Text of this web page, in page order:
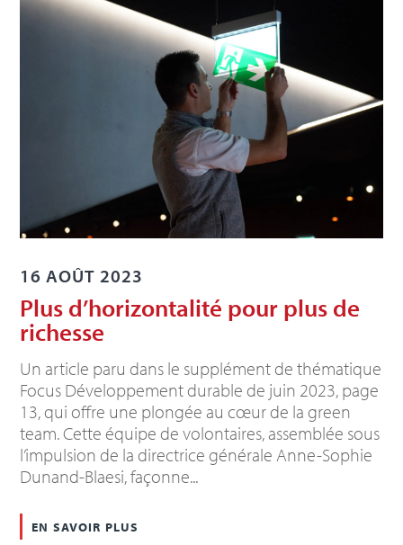
Plus d’horizontalité pour plus de
richesse
16 AOÛT 2023
Un article paru dans le supplément de thématique
Focus Développement durable de juin 2023, page
13, qui offre une plongée au cœur de la green
team. Cette équipe de volontaires, assemblée sous
l’impulsion de la directrice générale Anne-Sophie
Dunand-Blaesi, façonne...
en savoir plus